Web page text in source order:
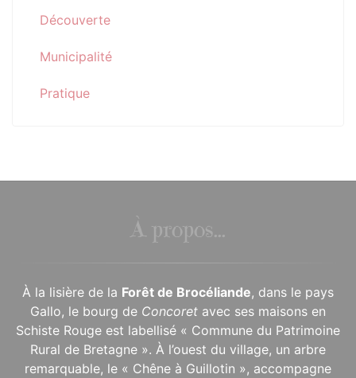
Découverte
Municipalité
Pratique
À propos...
À la lisière de la Forêt de Brocéliande, dans le pays
Gallo, le bourg de Concoret avec ses maisons en
Schiste Rouge est labellisé « Commune du Patrimoine
Rural de Bretagne ». À l’ouest du village, un arbre
remarquable, le « Chêne à Guillotin », accompagne